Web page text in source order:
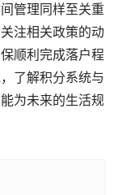
管理同样至关重
注相关政策的动
顺利完成落户程
了解积分系统与
为未来的生活规